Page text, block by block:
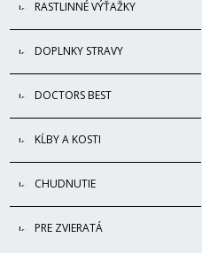
RASTLINNÉ VÝŤAŽKY
DOPLNKY STRAVY
DOCTORS BEST
KĹBY A KOSTI
CHUDNUTIE
PRE ZVIERATÁ